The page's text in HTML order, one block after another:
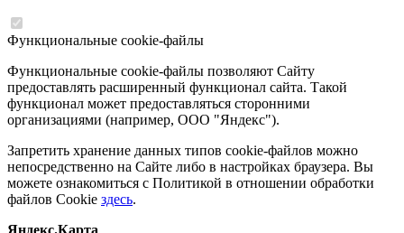
Функциональные cookie-файлы
Функциональные cookie-файлы позволяют Сайту
предоставлять расширенный функционал сайта. Такой
функционал может предоставляться сторонними
организациями (например, ООО "Яндекс").
Запретить хранение данных типов cookie-файлов можно
непосредственно на Сайте либо в настройках браузера. Вы
можете ознакомиться с Политикой в отношении обработки
файлов Cookie здесь.
Яндекс.Карта